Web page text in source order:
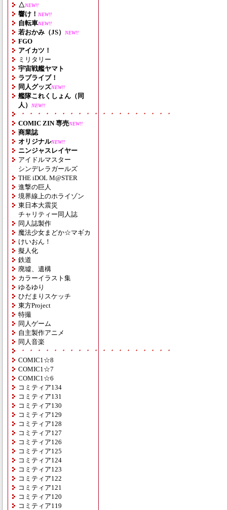
△NEW!!
響け！ NEW!!
自転車NEW!!
若おかみ（JS） NEW!!
FGO
アイカツ！
ミリタリー
宇宙戦艦ヤマト
ラブライブ！
同人グッズNEW!!
艦隊これくしょん（同
人）
NEW!!
・・・・・・・・・・・・・・・・・・・
COMIC ZIN 専売NEW!!
商業誌
オリジナルNEW!!
ニンジャスレイヤー
アイドルマスター
シンデレラガールズ
THE iDOL M@STER
進撃の巨人
境界線上のホライゾン
東日本大震災
チャリティー同人誌
同人誌製作
魔法少女まどか☆マギカ
けいおん！
擬人化
鉄道
廃墟、遺構
カラーイラスト集
ゆるゆり
ひだまりスケッチ
東方Project
特撮
同人ゲーム
自主製作アニメ
同人音楽
・・・・・・・・・・・・・・・・・・・
COMIC1☆8
COMIC1☆7
COMIC1☆6
コミティア134
コミティア131
コミティア130
コミティア129
コミティア128
コミティア127
コミティア126
コミティア125
コミティア124
コミティア123
コミティア122
コミティア121
コミティア120
コミティア119